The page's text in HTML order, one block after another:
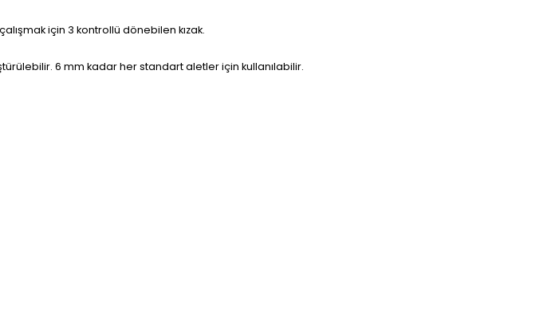
için 3 kontrollü dönebilen kızak.
6 mm kadar her standart aletler için kullanılabilir.